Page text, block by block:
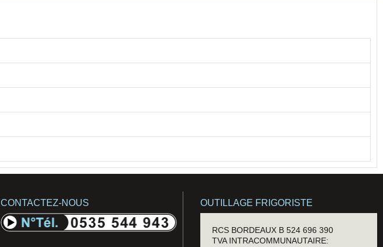
CONTACTEZ-NOUS OUTILLAGE FRIGORISTE
RCS BORDEAUX B 524 696 390
TVA INTRACOMMUNAUTAIRE: